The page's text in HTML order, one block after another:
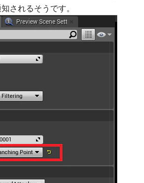
されるそうです。